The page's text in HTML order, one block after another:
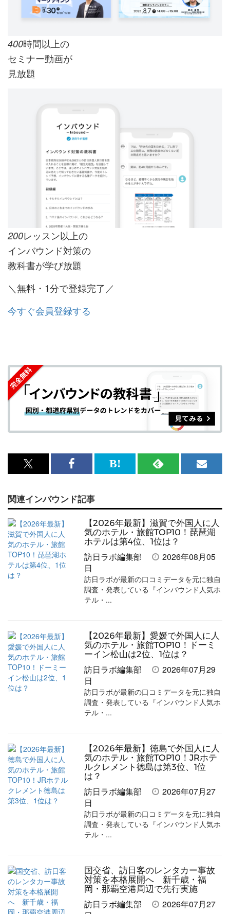
400時間以上の
セミナー動画が
見放題
200レッスン以上の
インバウンド対策の
教科書が学び放題
＼無料・1分で登録完了／
今すぐ会員登録する
x<br>
記
事
を
シ
ェ
Facebook<br>
記
は
ブ
ッ
ク
ー
ク
追
加
RSS
事
を
購
す
る
メ
ガ
登
録
る
関連インバウンド記事
【2026年最新】滋賀で外国人に人
気のホテル・旅館TOP10！琵琶湖
ホテルは第4位、1位は？
訪日ラボ編集部
2026年08月05
日
訪日ラボが最新の口コミデータを元に独自
調査・発表している『インバウンド人気ホ
テル・...
【2026年最新】愛媛で外国人に人
気のホテル・旅館TOP10！ドーミ
ーイン松山は2位、1位は？
訪日ラボ編集部
2026年07月29
日
訪日ラボが最新の口コミデータを元に独自
調査・発表している『インバウンド人気ホ
テル・...
【2026年最新】徳島で外国人に人
気のホテル・旅館TOP10！JRホテ
ルクレメント徳島は第3位、1位
は？
訪日ラボ編集部
2026年07月27
日
訪日ラボが最新の口コミデータを元に独自
調査・発表している『インバウンド人気ホ
テル・...
国交省、訪日客のレンタカー事故
対策を本格展開へ 新千歳・福
岡・那覇空港周辺で先行実施
訪日ラボ編集部
2026年07月27